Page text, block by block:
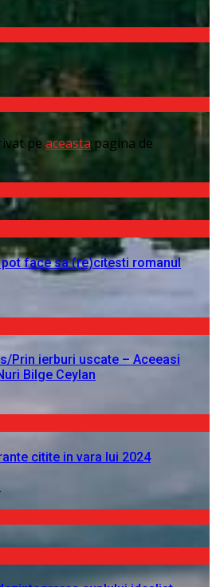
pe aceasta pagina de
face sa (re)citesti romanul
Prin ierburi uscate – Aceeasi
Bilge Ceylan
citite in vara lui 2024